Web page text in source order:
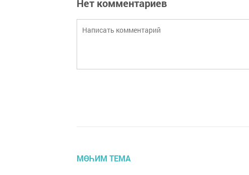
Нет комментариев
МӨҺИМ ТЕМА